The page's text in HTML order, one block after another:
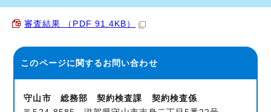
審査結果 （PDF 91.4KB）
このページに関するお問い合わせ
守山市 総務部 契約検査課 契約検査係